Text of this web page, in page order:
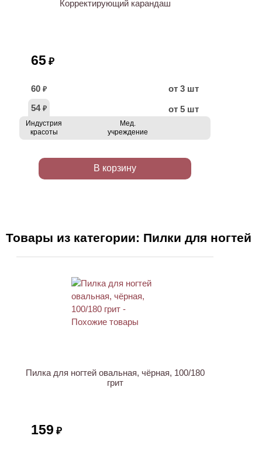
Корректирующий карандаш
65 ₽
60 ₽
от 3 шт
54 ₽ от 5 шт
Индустрия
красоты
Мед.
учреждение
В корзину
Товары из категории: Пилки для ногтей
Пилка для ногтей овальная, чёрная, 100/180
грит
159 ₽